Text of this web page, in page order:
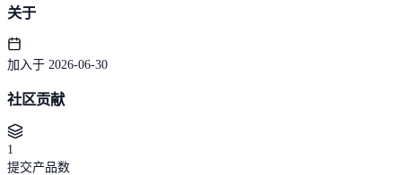
关于
加入于 2026-06-30
社区贡献
1
提交产品数